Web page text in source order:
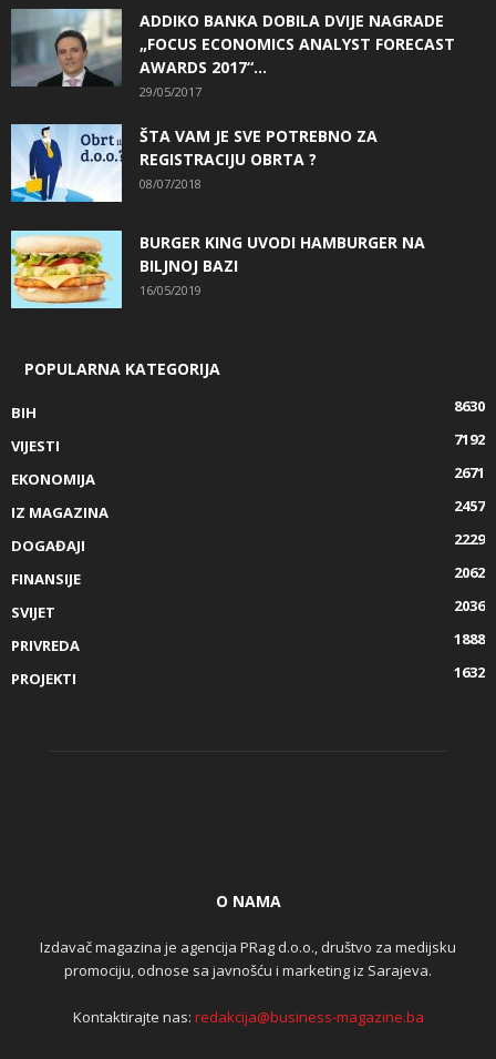
ADDIKO BANKA DOBILA DVIJE NAGRADE
„FOCUS ECONOMICS ANALYST FORECAST
AWARDS 2017“...
29/05/2017
ŠTA VAM JE SVE POTREBNO ZA
REGISTRACIJU OBRTA ?
08/07/2018
BURGER KING UVODI HAMBURGER NA
BILJNOJ BAZI
16/05/2019
POPULARNA KATEGORIJA
BIH
8630
VIJESTI
7192
EKONOMIJA
2671
IZ MAGAZINA
2457
DOGAĐAJI
2229
FINANSIJE
2062
SVIJET
2036
PRIVREDA
1888
PROJEKTI
1632
O NAMA
Izdavač magazina je agencija PRag d.o.o., društvo za medijsku
promociju, odnose sa javnošću i marketing iz Sarajeva.
Kontaktirajte nas: redakcija@business-magazine.ba